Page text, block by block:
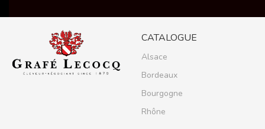
CATALOGUE
Alsace
Bordeaux
Bourgogne
Rhône